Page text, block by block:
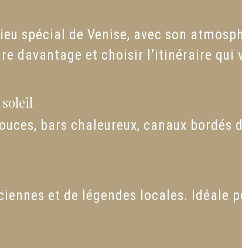
spécial de Venise, avec son
davantage et choisir l’itinéraire qui
bars chaleureux, canaux bordés
et de légendes locales. Idéale